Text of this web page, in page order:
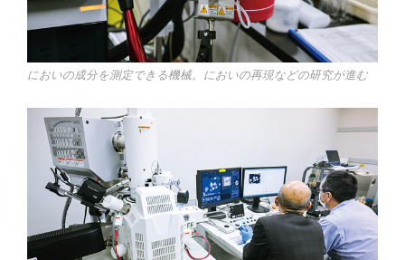
においの成分を測定できる機械。においの再現などの研究が進む